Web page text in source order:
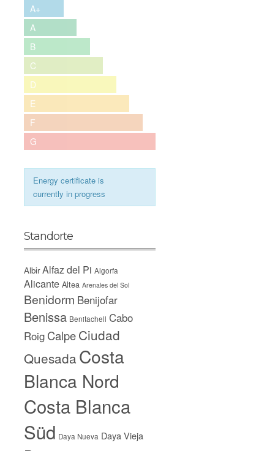
A+
A
B
C
D
E
F
G
Energy certificate is
currently in progress
Standorte
Albir Alfaz del Pi Algorfa
Alicante Altea Arenales del Sol
Benidorm Benijofar
Benissa Benitachell Cabo
Roig CalpeCiudad
Quesada Costa
Blanca Nord
Costa Blanca
Süd Daya Nueva Daya Vieja